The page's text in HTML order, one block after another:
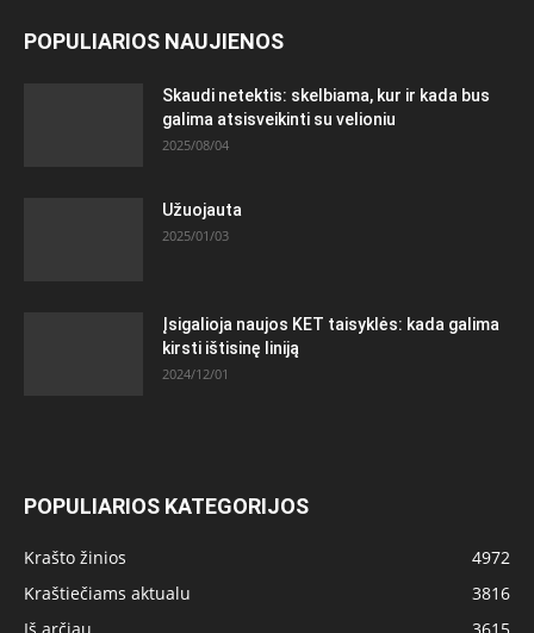
POPULIARIOS NAUJIENOS
Skaudi netektis: skelbiama, kur ir kada bus
galima atsisveikinti su velioniu
2025/08/04
Užuojauta
2025/01/03
Įsigalioja naujos KET taisyklės: kada galima
kirsti ištisinę liniją
2024/12/01
POPULIARIOS KATEGORIJOS
Krašto žinios
4972
Kraštiečiams aktualu
3816